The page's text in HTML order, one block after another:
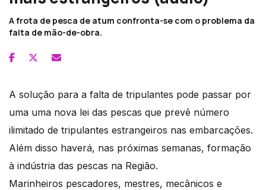
A frota de pesca de atum confronta-se com o problema da
falta de mão-de-obra.
A solução para a falta de tripulantes pode passar por
uma uma nova lei das pescas que prevê número
ilimitado de tripulantes estrangeiros nas embarcações.
Além disso haverá, nas próximas semanas, formação
à indústria das pescas na Região.
Marinheiros pescadores, mestres, mecânicos e